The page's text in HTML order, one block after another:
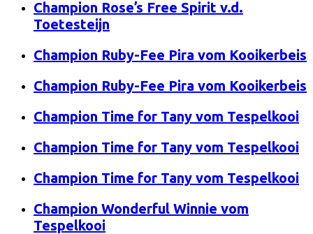
Champion Rose’s Free Spirit v.d.
Toetesteijn
Champion Ruby-Fee Pira vom Kooikerbeis
Champion Ruby-Fee Pira vom Kooikerbeis
Champion Time for Tany vom Tespelkooi
Champion Time for Tany vom Tespelkooi
Champion Time for Tany vom Tespelkooi
Champion Wonderful Winnie vom
Tespelkooi